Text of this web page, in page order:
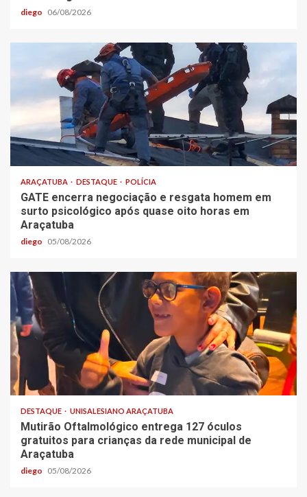
diego 06/08/2026
ARAÇATUBA DESTAQUE POLÍCIA
GATE encerra negociação e resgata homem em
surto psicológico após quase oito horas em
Araçatuba
diego 05/08/2026
DESTAQUE UNISALESIANO ARAÇATUBA
Mutirão Oftalmológico entrega 127 óculos
gratuitos para crianças da rede municipal de
Araçatuba
diego 05/08/2026